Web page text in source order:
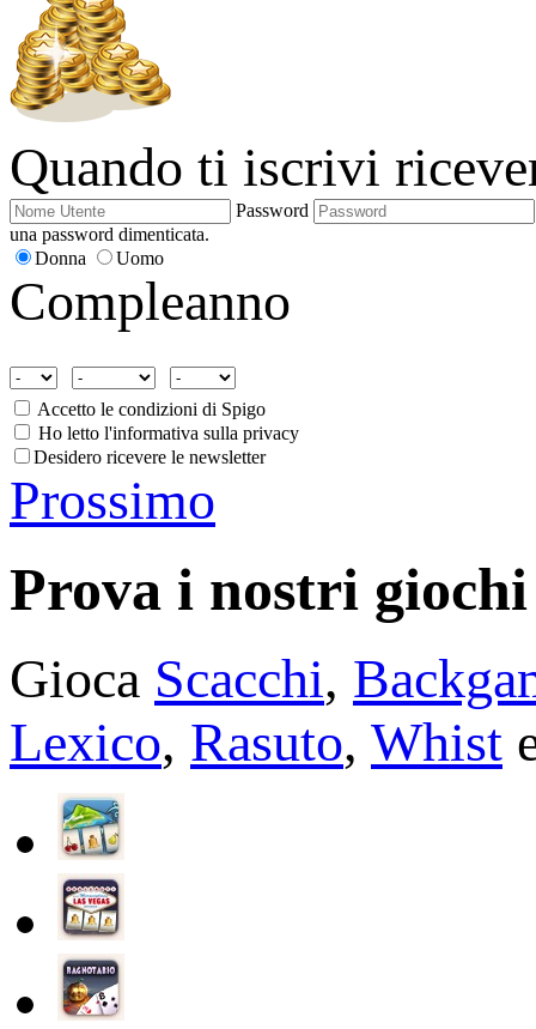
Quando ti iscrivi
Password
una password dimenticata.
Donna
Uomo
Compleanno
Accetto le condizioni di Spigo
Ho letto l'informativa sulla privacy
Desidero ricevere le newsletter
Prossimo
Prova i nostri giochi
Gioca Scacchi,
Lexico, Rasuto, Whist